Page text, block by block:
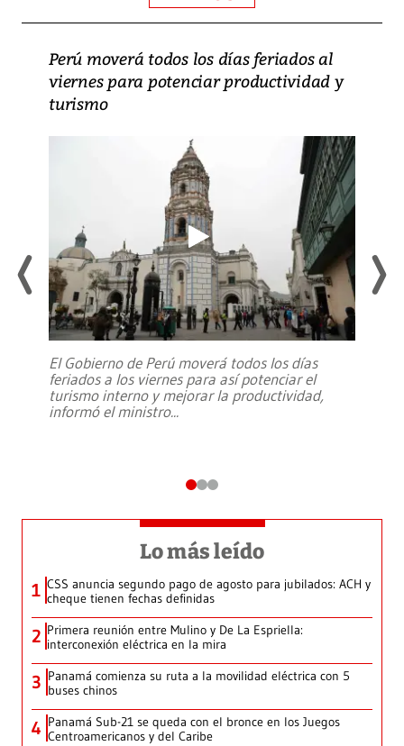
Perú moverá todos los días feriados al
viernes para potenciar productividad y
turismo
El Gobierno de Perú moverá todos los días
feriados a los viernes para así potenciar el
turismo interno y mejorar la productividad,
informó el ministro...
Lo más leído
1 CSS anuncia segundo pago de agosto para jubilados: ACH y
cheque tienen fechas definidas
2 Primera reunión entre Mulino y De La Espriella:
interconexión eléctrica en la mira
3 Panamá comienza su ruta a la movilidad eléctrica con 5
buses chinos
4 Panamá Sub-21 se queda con el bronce en los Juegos
Centroamericanos y del Caribe